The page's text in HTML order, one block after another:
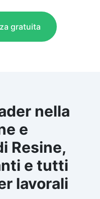
gratuita
nella
e
Resine,
e tutti
lavorali